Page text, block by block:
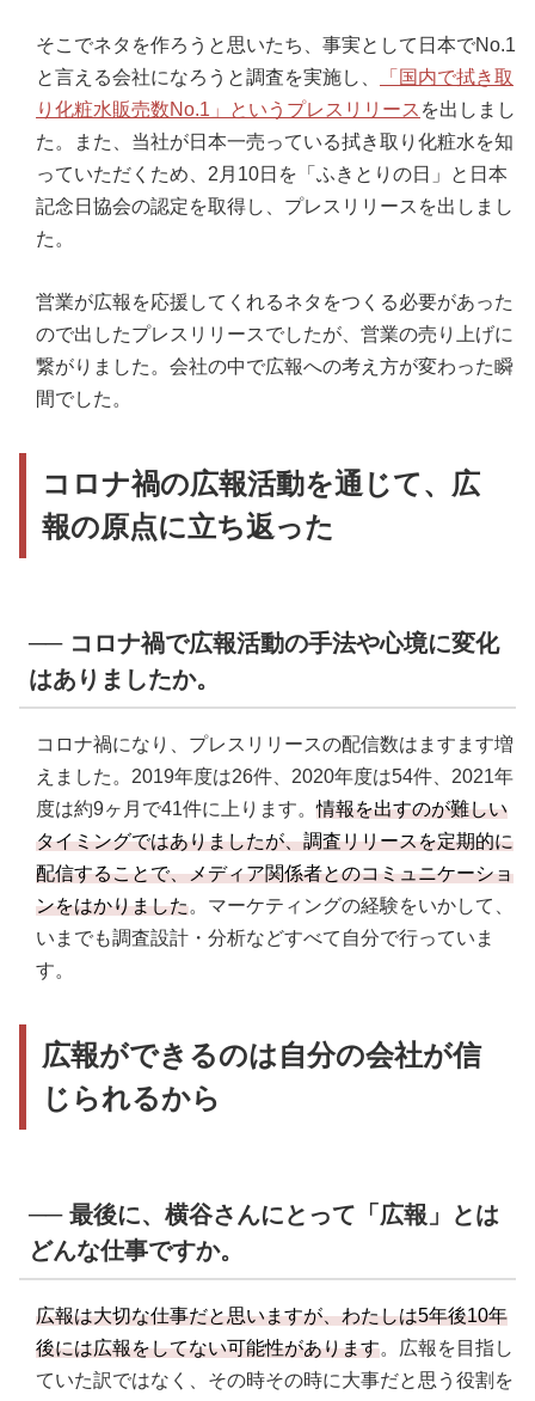
そこでネタを作ろうと思いたち、事実として日本でNo.1
と言える会社になろうと調査を実施し、
「国内で拭き取
り化粧水販売数No.1」というプレスリリース を出しまし
た。また、当社が日本一売っている拭き取り化粧水を知
っていただくため、2月10日を「ふきとりの日」と日本
記念日協会の認定を取得し、プレスリリースを出しまし
た。
営業が広報を応援してくれるネタをつくる必要があった
ので出したプレスリリースでしたが、営業の売り上げに
繋がりました。会社の中で広報への考え方が変わった瞬
間でした。
コロナ禍の広報活動を通じて、広
報の原点に立ち返った
── コロナ禍で広報活動の手法や心境に変化
はありましたか。
コロナ禍になり、プレスリリースの配信数はますます増
えました。2019年度は26件、2020年度は54件、2021年
度は約9ヶ月で41件に上ります。情報を出すのが難しい
タイミングではありましたが、調査リリースを定期的に
配信することで、メディア関係者とのコミュニケーショ
ンをはかりました。マーケティングの経験をいかして、
いまでも調査設計・分析などすべて自分で行っていま
す。
広報ができるのは自分の会社が信
じられるから
── 最後に、横谷さんにとって「広報」とは
どんな仕事ですか。
広報は大切な仕事だと思いますが、わたしは5年後10年
後には広報をしてない可能性があります。広報を目指し
ていた訳ではなく、その時その時に大事だと思う役割を